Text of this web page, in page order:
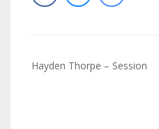
Navigation
Hayden Thorpe – Session